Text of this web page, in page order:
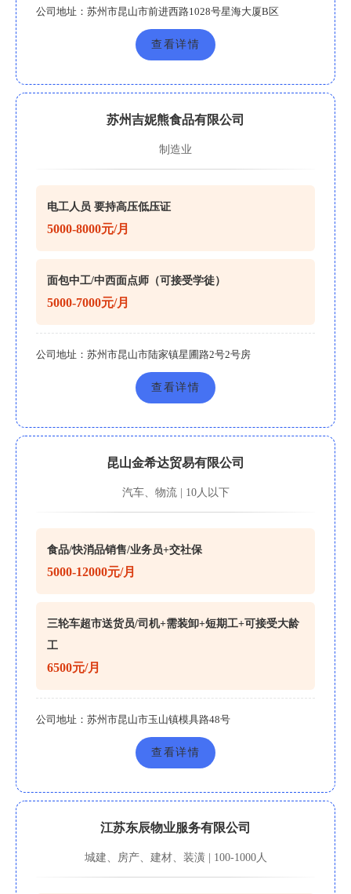
公司地址： 苏州市昆山市前进西路1028号星海大厦B区
查看详情
苏州吉妮熊食品有限公司
制造业
电工人员 要持高压低压证
5000-8000元/月
面包中工/中西面点师（可接受学徒）
5000-7000元/月
公司地址： 苏州市昆山市陆家镇星圃路2号2号房
查看详情
昆山金希达贸易有限公司
汽车、物流 | 10人以下
食品/快消品销售/业务员+交社保
5000-12000元/月
三轮车超市送货员/司机+需装卸+短期工+可接受大龄
工
6500元/月
公司地址： 苏州市昆山市玉山镇模具路48号
查看详情
江苏东辰物业服务有限公司
城建、房产、建材、装潢 | 100-1000人